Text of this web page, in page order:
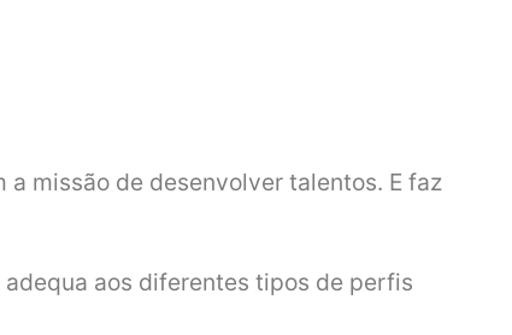
missão de desenvolver talentos. E faz
aos diferentes tipos de perfis